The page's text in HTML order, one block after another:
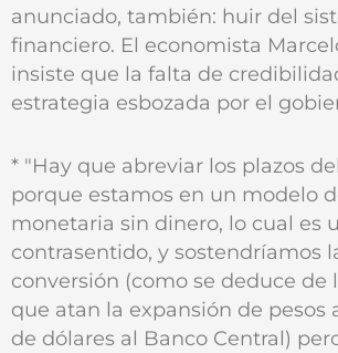
anunciado, también: huir del
financiero. El economista
insiste que la falta de
estrategia esbozada por el
* "Hay que abreviar los plazos
porque estamos en un modelo
monetaria sin dinero, lo cual es
contrasentido, y sostendríamos
conversión (como se deduce de
que atan la expansión de pesos
de dólares al Banco Central)